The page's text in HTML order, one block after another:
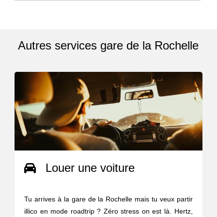
Autres services gare de la Rochelle
Louer une voiture
Tu arrives à la gare de la Rochelle mais tu veux partir
illico en mode roadtrip ? Zéro stress on est là. Hertz,